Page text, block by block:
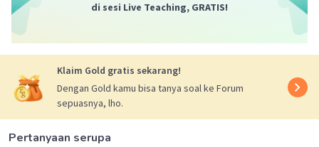
di sesi Live Teaching, GRATIS!
Klaim Gold gratis sekarang!
Dengan Gold kamu bisa tanya soal ke Forum
sepuasnya, lho.
Pertanyaan serupa